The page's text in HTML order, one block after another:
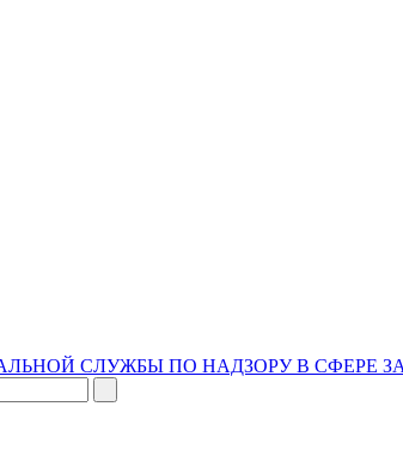
СЛУЖБЫ ПО НАДЗОРУ В СФЕРЕ